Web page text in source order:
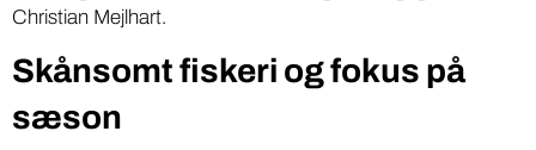
Christian Mejlhart.
Skånsomt fiskeri og fokus på
sæson